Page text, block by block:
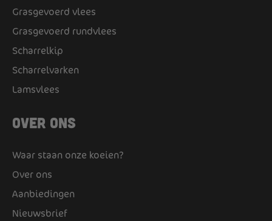
Grasgevoerd vlees
Grasgevoerd rundvlees
Scharrelkip
Scharrelvarken
Lamsvlees
Over ons
Waar staan onze koeien?
Over ons
Aanbiedingen
Nieuwsbrief